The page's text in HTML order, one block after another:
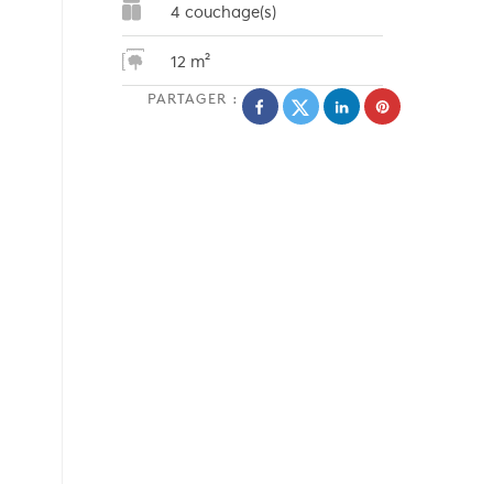
4 couchage(s)
12 m²
PARTAGER :